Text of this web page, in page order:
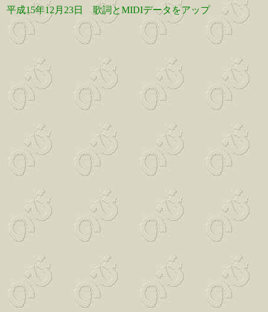
平成15年12月23日 歌詞とMIDIデータをアップ